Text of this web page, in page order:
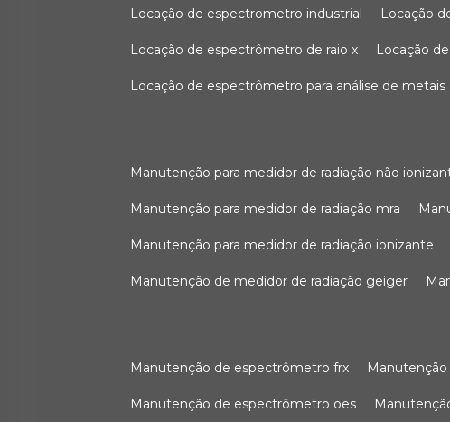
locação de espectrometro industrial locação
locação de espectrômetro de raio x locação
locação de espectrômetro para análise de metais
manutenção para medidor de radiação não
manutenção para medidor de radiação mra
manutenção para medidor de radiação ionizante
manutenção de medidor de radiação geiger
manutenção de espectrômetro frx
manutenção de espectrômetro oes